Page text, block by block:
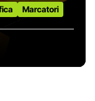
Marcatori